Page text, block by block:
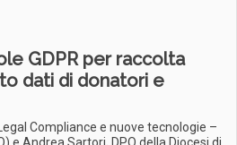
GDPR per raccolta
dati di donatori e
Compliance e nuove tecnologie –